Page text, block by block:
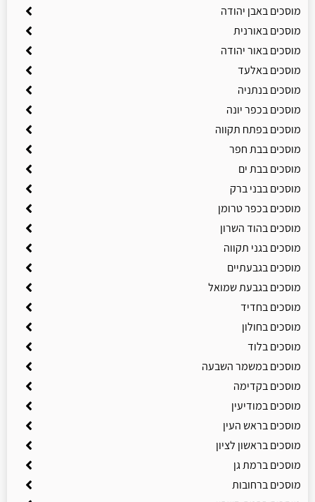
מוסכים באבן יהודה
מוסכים באורנית
מוסכים באור יהודה
מוסכים באלעד
מוסכים בנתניה
מוסכים בכפר יונה
מוסכים בפתח תקווה
מוסכים בבת חפר
מוסכים בבת ים
מוסכים בבני ברק
מוסכים בכפר טרומן
מוסכים בהוד השרון
מוסכים בגני תקווה
מוסכים בגבעתיים
מוסכים בגבעת שמואל
מוסכים בחדיד
מוסכים בחולון
מוסכים בלוד
מוסכים במשמר השבעה
מוסכים בקדימה
מוסכים במודיעין
מוסכים בראש העין
מוסכים בראשון לציון
מוסכים ברמת גן
מוסכים ברחובות